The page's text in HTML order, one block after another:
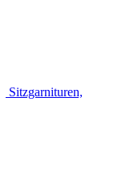
Sitzgarnituren,